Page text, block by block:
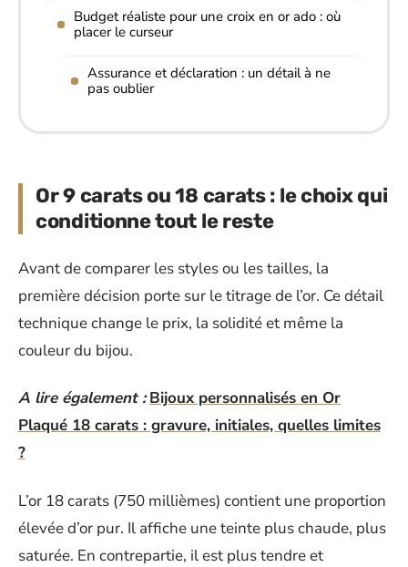
Budget réaliste pour une croix en or ado : où
placer le curseur
Assurance et déclaration : un détail à ne
pas oublier
Or 9 carats ou 18 carats : le choix qui
conditionne tout le reste
Avant de comparer les styles ou les tailles, la
première décision porte sur le titrage de l’or. Ce détail
technique change le prix, la solidité et même la
couleur du bijou.
A lire également : Bijoux personnalisés en Or
Plaqué 18 carats : gravure, initiales, quelles limites
?
L’or 18 carats (750 millièmes) contient une proportion
élevée d’or pur. Il affiche une teinte plus chaude, plus
saturée. En contrepartie, il est plus tendre et